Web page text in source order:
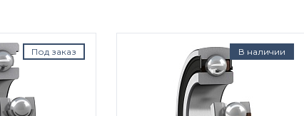
Под заказ В наличии